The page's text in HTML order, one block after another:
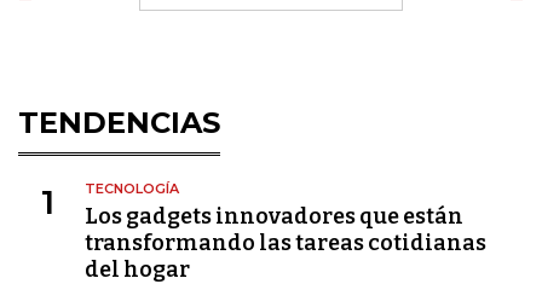
TENDENCIAS
1 TECNOLOGÍA
Los gadgets innovadores que están
transformando las tareas cotidianas
del hogar